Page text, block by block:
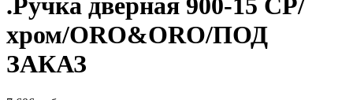
хром/ORO&ORO/ПОД
ЗАКАЗ